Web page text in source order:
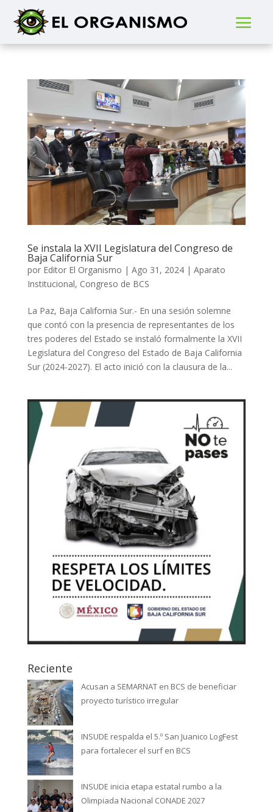
Se instala la XVII Legislatura del Congreso de
Baja California Sur
por Editor El Organismo | Ago 31, 2024| Aparato
Institucional, Congreso de BCS
La Paz, Baja California Sur.- En una sesión solemne
que contó con la presencia de representantes de los
tres poderes del Estado se instaló formalmente la XVII
Legislatura del Congreso del Estado de Baja California
Sur (2024-2027). El acto inició con la clausura de la...
Reciente
Acusan a SEMARNAT en BCS de beneficiar
proyecto turístico irregular
INSUDE respalda el 5.º San Juanico LogFest
para fortalecer el surf en BCS
INSUDE inicia etapa estatal rumbo a la
Olimpiada Nacional CONADE 2027